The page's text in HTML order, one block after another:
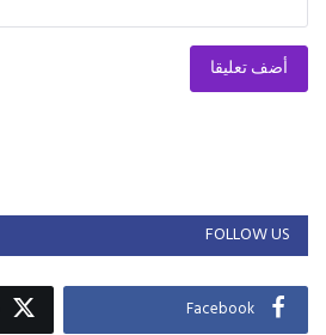
أضف تعليقا
FOLLOW US
Facebook